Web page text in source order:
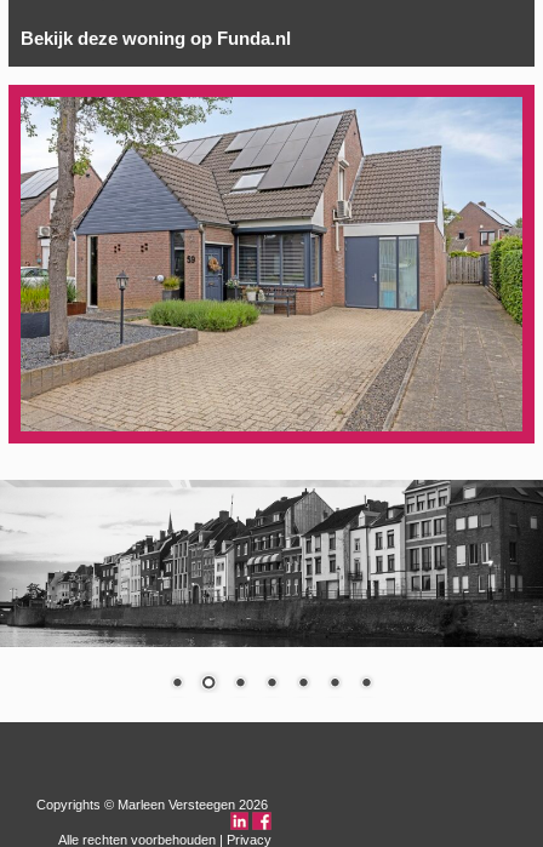
Bekijk deze woning op Funda.nl
Copyrights © Marleen Versteegen 2026
Alle rechten voorbehouden | Privacy